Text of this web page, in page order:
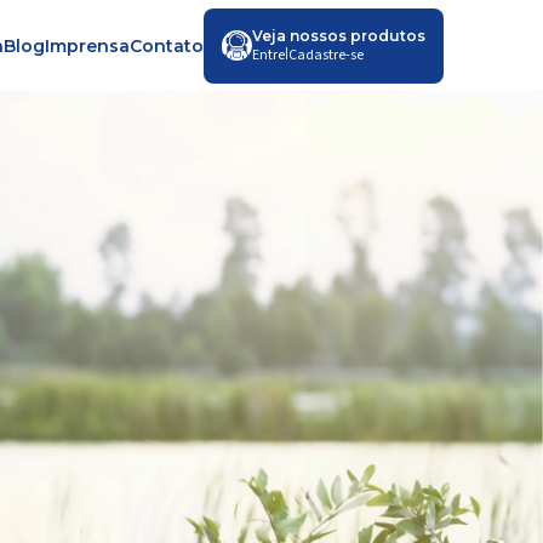
BlogImprensaContato Veja nossos produtos
Entre|Cadastre-se